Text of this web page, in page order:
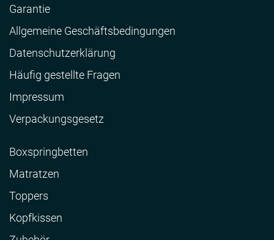
Garantie
Allgemeine Geschäftsbedingungen
Datenschutzerklärung
Häufig gestellte Fragen
Impressum
Verpackungsgesetz
Boxspringbetten
Matratzen
Toppers
Kopfkissen